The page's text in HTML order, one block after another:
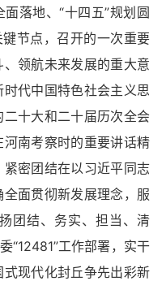
落地、“十四五”规划圆
节点，召开的一次重要
领航未来发展的重大意
代中国特色社会主义思
十大和二十届历次全会
河南考察时的重要讲话精
密团结在以习近平同志
面贯彻新发展理念，服
团结、务实、担当、清
“12481”工作部署，实干
现代化封丘争先出彩新